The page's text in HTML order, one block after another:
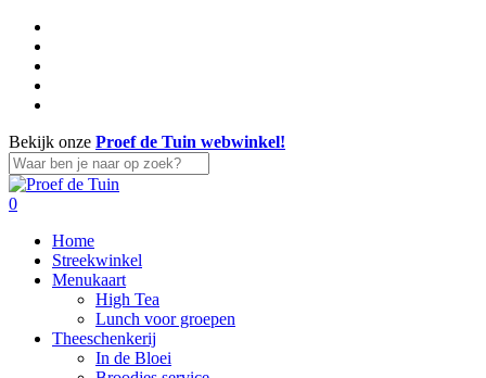
Skip
main
content
Bekijk onze Proef de Tuin webwinkel!
Close
Search
search
account
0
Home
Streekwinkel
Menukaart
High Tea
Lunch voor groepen
Theeschenkerij
In de Bloei